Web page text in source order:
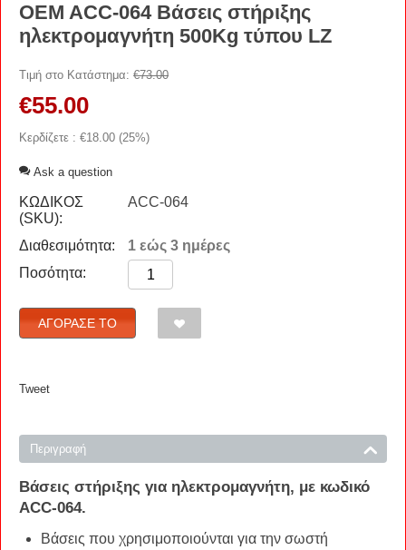
OEM ACC-064 Βάσεις στήριξης
ηλεκτρομαγνήτη 500Kg τύπου LZ
Τιμή στο Κατάστημα: €73.00
€55.00
Κερδίζετε : €18.00 (25%)
Ask a question
ΚΩΔΙΚΟΣ
(SKU):
ACC-064
Διαθεσιμότητα:
1 εώς 3 ημέρες
Ποσότητα:
ΑΓΌΡΑΣΈ ΤΟ
Tweet
Περιγραφή
Βάσεις στήριξης για ηλεκτρομαγνήτη, με κωδικό
ACC-064.
Βάσεις που χρησιμοποιούνται για την σωστή